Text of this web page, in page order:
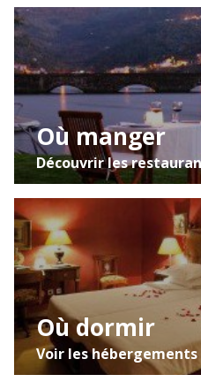
Satélite
Trânsito
Où manger
Découvrir les
Où dormir
Voir les